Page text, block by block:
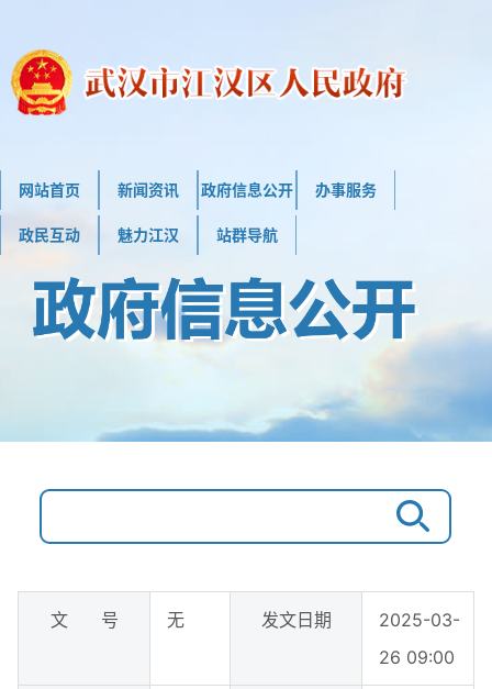
网站首页 新闻资讯 政府信息公开 办事服务
政民互动 魅力江汉 站群导航
文 号 无 发文日期
2025-03-
26 09:00